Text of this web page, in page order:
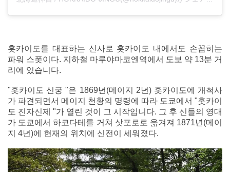
홋카이도를 대표하는 신사로 홋카이도 내에서도 손꼽히는
파워 스폿이다. 지하철 마루야마코엔역에서 도보 약 13분 거
리에 있습니다.
"홋카이도 신궁 "은 1869년(메이지 2년) 홋카이도에 개척사
가 파견되면서 메이지 천황의 명령에 따라 도쿄에서 "홋카이
도 진자신제 "가 열린 것이 그 시작입니다. 그 후 신들의 영대
가 도쿄에서 하코다테를 거쳐 삿포로로 옮겨져 1871년(메이
지 4년)에 현재의 위치에 신전이 세워졌다.